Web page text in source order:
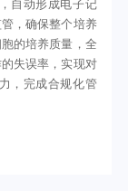
自动形成电子记
，确保整个培养
的培养质量，全
失误率，实现对
，完成合规化管